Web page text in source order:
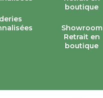
Showroom
Retrait en
boutique